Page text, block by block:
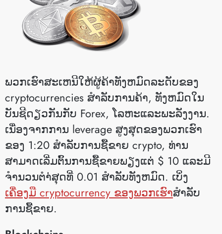
ພວກ​ເຮົາ​ສະ​ເຫນີ​ໃຫ້​ຜູ້​ຄ້າ​ທັງ​ຫມົດ​ລະ​ດັບ​ຂອງ
cryptocurrencies ສໍາ​ລັບ​ການ​ຄ້າ​, ທັງ​ຫມົດ​ໃນ​
ບັນ​ຊີ​ດຽວ​ກັນ​ກັບ Forex​, ໂລ​ຫະ​ແລະ​ພະ​ລັງ​ງານ​.
ເນື່ອງຈາກການ leverage ສູງສຸດຂອງພວກເຮົາ
ຂອງ 1:20 ສໍາລັບການຊື້ຂາຍ crypto, ທ່ານ
ສາມາດເລີ່ມຕົ້ນການຊື້ຂາຍພຽງແຕ່ $ 10 ແລະມີ
ຈໍານວນຕໍາ່ສຸດທີ່ 0.01 ສໍາລັບທັງຫມົດ. ເບິ່ງ
ເຄື່ອງມື cryptocurrency ຂອງພວກເຮົາສໍາລັບ
ການຊື້ຂາຍ.